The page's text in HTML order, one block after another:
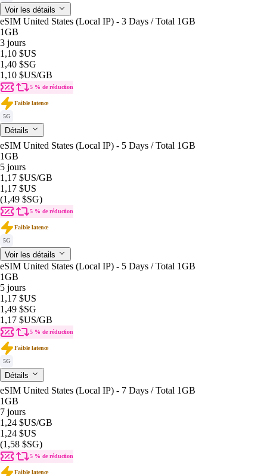
Voir les détails
eSIM United States (Local IP) - 3 Days / Total 1GB
1GB
3 jours
1,10 $US
1,40 $SG
1,10 $US/GB
5 % de réduction
Faible latence
5G
Détails
eSIM United States (Local IP) - 5 Days / Total 1GB
1GB
5 jours
1,17 $US/GB
1,17 $US
(1,49 $SG)
5 % de réduction
Faible latence
5G
Voir les détails
eSIM United States (Local IP) - 5 Days / Total 1GB
1GB
5 jours
1,17 $US
1,49 $SG
1,17 $US/GB
5 % de réduction
Faible latence
5G
Détails
eSIM United States (Local IP) - 7 Days / Total 1GB
1GB
7 jours
1,24 $US/GB
1,24 $US
(1,58 $SG)
5 % de réduction
Faible latence